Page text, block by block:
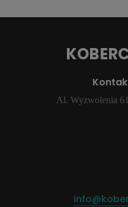
Al. Wyzwolenia